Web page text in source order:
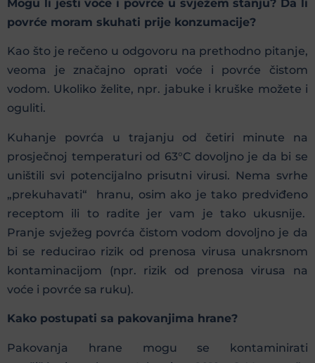
Mogu li jesti voće i povrće u svježem stanju? Da li
povrće moram skuhati prije konzumacije?
Kao što je rečeno u odgovoru na prethodno pitanje,
veoma je značajno oprati voće i povrće čistom
vodom. Ukoliko želite, npr. jabuke i kruške možete i
oguliti.
Kuhanje povrća u trajanju od četiri minute na
prosječnoj temperaturi od 63°C dovoljno je da bi se
uništili svi potencijalno prisutni virusi. Nema svrhe
„prekuhavati“ hranu, osim ako je tako predviđeno
receptom ili to radite jer vam je tako ukusnije.
Pranje svježeg povrća čistom vodom dovoljno je da
bi se reducirao rizik od prenosa virusa unakrsnom
kontaminacijom (npr. rizik od prenosa virusa na
voće i povrće sa ruku).
Kako postupati sa pakovanjima hrane?
Pakovanja hrane mogu se kontaminirati